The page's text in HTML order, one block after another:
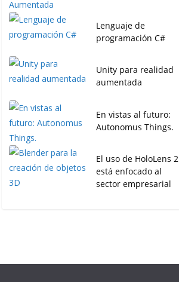
Lenguaje de
programación C#
Unity para realidad
aumentada
En vistas al futuro:
Autonomus Things.
El uso de HoloLens 2
está enfocado al
sector empresarial